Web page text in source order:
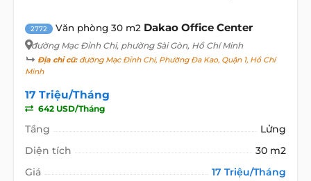
2772 Văn phòng 30 m2 Dakao Office Center
đường Mạc Đỉnh Chi, phường Sài Gòn, Hồ Chí Minh
Địa chỉ cũ:đường Mạc Đỉnh Chi, Phường Đa Kao, Quận 1, Hồ Chí
Minh
17 Triệu/Tháng
642 USD/Tháng
Tầng
Lửng
Diện tích
30 m2
Giá
17 Triệu/Tháng